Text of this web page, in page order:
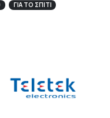
ΓΙΑ ΤΟ ΣΠΙΤΙ